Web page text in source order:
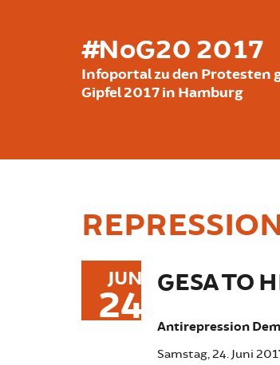
#NoG20 2017
Infoportal zu den Protesten
Gipfel 2017 in Hamburg
JUN
24 GESA TO
Antirepression
Samstag, 24. Juni